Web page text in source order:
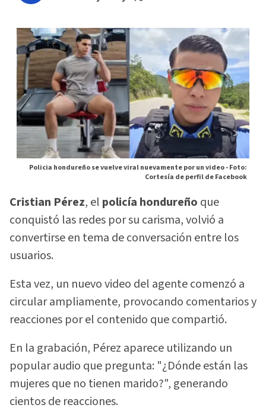
Policia hondureño se vuelve viral nuevamente por un video -Foto:
Cortesía de perfil de Facebook
Cristian Pérez, el policía hondureño que
conquistó las redes por su carisma, volvió a
convertirse en tema de conversación entre los
usuarios.
Esta vez, un nuevo video del agente comenzó a
circular ampliamente, provocando comentarios y
reacciones por el contenido que compartió.
En la grabación, Pérez aparece utilizando un
popular audio que pregunta: "¿Dónde están las
mujeres que no tienen marido?", generando
cientos de reacciones.